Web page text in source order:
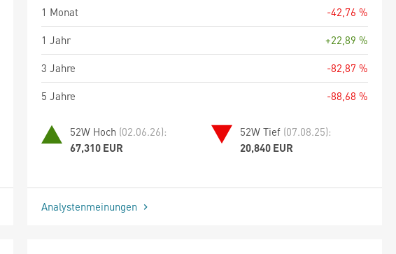
1 Monat
-42,76 %
1 Jahr
+22,89 %
3 Jahre
-82,87 %
5 Jahre
-88,68 %
52W Hoch (02.06.26):
67,310 EUR
52W Tief (07.08.25):
20,840 EUR
Analystenmeinungen